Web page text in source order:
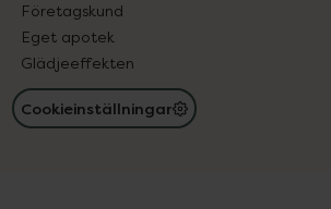
Företagskund
Eget apotek
Glädjeeffekten
Cookieinställningar